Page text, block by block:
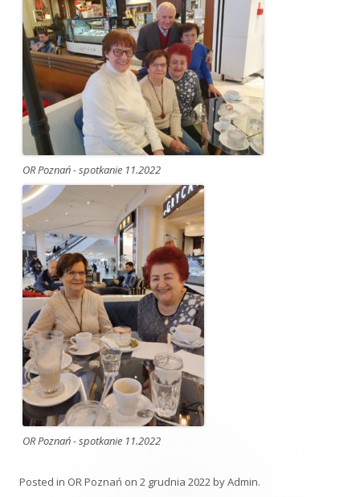
OR Poznań - spotkanie 11.2022
OR Poznań - spotkanie 11.2022
Posted in OR Poznań on 2 grudnia 2022byAdmin.